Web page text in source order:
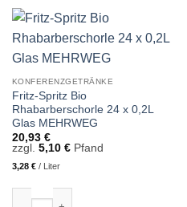
KONFERENZGETRÄNKE
Fritz-Spritz Bio
Rhabarberschorle 24 x 0,2L
Glas MEHRWEG
20,93 €
zzgl. 5,10 €Pfand
3,28 €/ Liter